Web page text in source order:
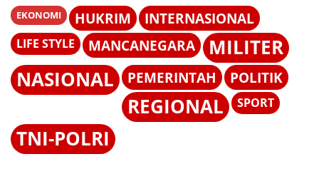
EKONOMI HUKRIM INTERNASIONAL
LIFE STYLE MANCANEGARA
MILITER
NASIONAL
PEMERINTAH POLITIK
REGIONAL SPORT
TNI-POLRI